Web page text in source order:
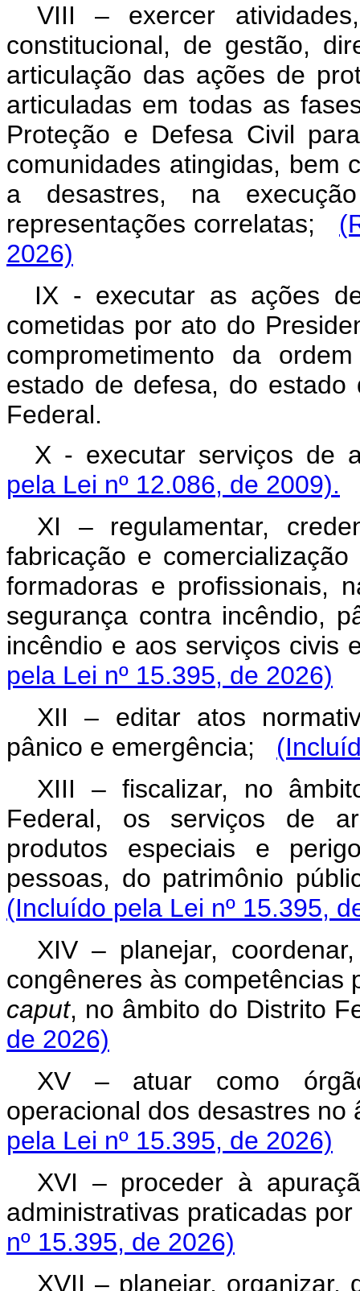
VIII – exercer
constitucional, de gestão,
articulação das ações de
articuladas em todas as
Proteção e Defesa Civil
comunidades atingidas, bem
a desastres, na
representações correlatas;
2026)
IX - executar as ações
cometidas por ato do
comprometimento da
estado de defesa, do
Federal.
X - executar serviços de
pela Lei nº 12.086, de 2009).
XI – regulamentar,
fabricação e
formadoras e profissionais,
segurança contra incêndio,
incêndio e aos serviços civis
pela Lei nº 15.395, de 2026)
XII – editar atos
pânico e emergência;
XIII – fiscalizar, no
Federal, os serviços de
produtos especiais e
pessoas, do patrimônio
(Incluído pela Lei nº 15.395,
XIV – planejar,
congêneres às competências
caput, no âmbito do Distrito
de 2026)
XV – atuar como
operacional dos desastres no
pela Lei nº 15.395, de 2026)
XVI – proceder à
administrativas praticadas
nº 15.395, de 2026)
XVII – planejar, organizar,